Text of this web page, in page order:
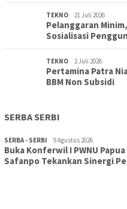
TEKNO 21 Juli 2026
Pelanggaran
Sosialisasi
TEKNO 2 Juli 2026
Pertamina Patra
BBM Non Subsidi
SERBA SERBI
SERBA - SERBI 9 Agustus 2026
Buka Konferwil I PWNU
Safanpo Tekankan Sinergi
TOPIK 9 Agustus 2026
Konferwil I PWNU Papua